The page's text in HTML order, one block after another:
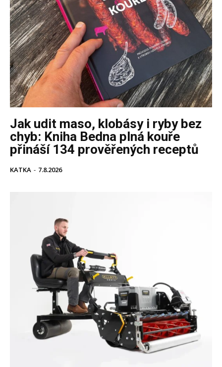
Jak udit maso, klobásy i ryby bez
chyb: Kniha Bedna plná kouře
přináší 134 prověřených receptů
KATKA - 7.8.2026